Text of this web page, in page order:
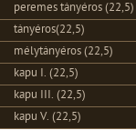
peremes tányéros (22,5)
tányéros(22,5)
mélytányéros (22,5)
kapu I. (22,5)
kapu III. (22,5)
kapu V. (22,5)